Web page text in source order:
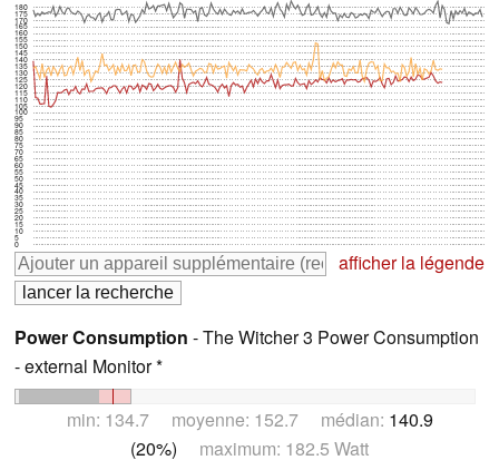
0
5
10
15
20
25
30
35
40
45
50
55
60
65
70
75
80
85
90
95
100
105
110
115
120
125
130
135
140
145
150
155
160
165
170
175
180
afficher la légende
Power Consumption - The Witcher 3 Power Consumption
- external Monitor *
min: 134.7 moyenne: 152.7 médian: 140.9
(20%) maximum: 182.5 Watt